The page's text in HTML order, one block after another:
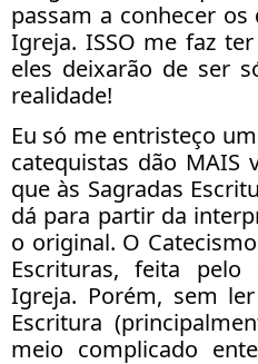
passam a conhecer
Igreja. ISSO me faz
eles deixarão de ser
realidade!
Eu só me entristeço
catequistas dão MAIS
que às Sagradas
dá para partir da
o original. O
Escrituras, feita
Igreja. Porém, sem
Escritura
meio complicado